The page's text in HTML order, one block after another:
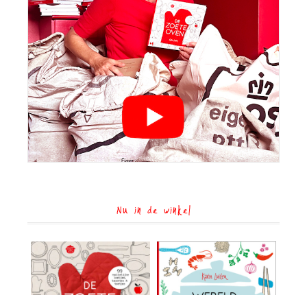
Nu in de winkel